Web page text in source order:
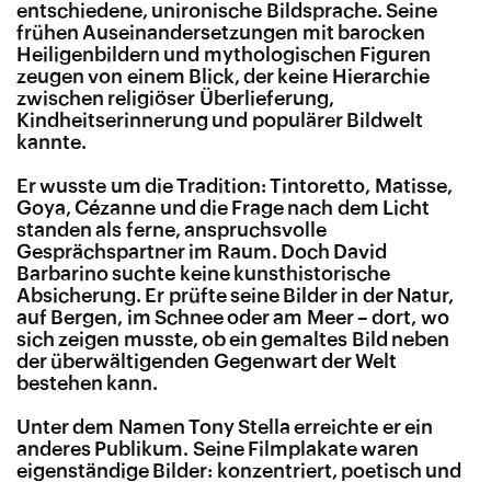
entschiedene, unironische Bildsprache. Seine
frühen Auseinandersetzungen mit barocken
Heiligenbildern und mythologischen Figuren
zeugen von einem Blick, der keine Hierarchie
zwischen religiöser Überlieferung,
Kindheitserinnerung und populärer Bildwelt
kannte.
Er wusste um die Tradition: Tintoretto, Matisse,
Goya, Cézanne und die Frage nach dem Licht
standen als ferne, anspruchsvolle
Gesprächspartner im Raum. Doch David
Barbarino suchte keine kunsthistorische
Absicherung. Er prüfte seine Bilder in der Natur,
auf Bergen, im Schnee oder am Meer – dort, wo
sich zeigen musste, ob ein gemaltes Bild neben
der überwältigenden Gegenwart der Welt
bestehen kann.
Unter dem Namen Tony Stella erreichte er ein
anderes Publikum. Seine Filmplakate waren
eigenständige Bilder: konzentriert, poetisch und